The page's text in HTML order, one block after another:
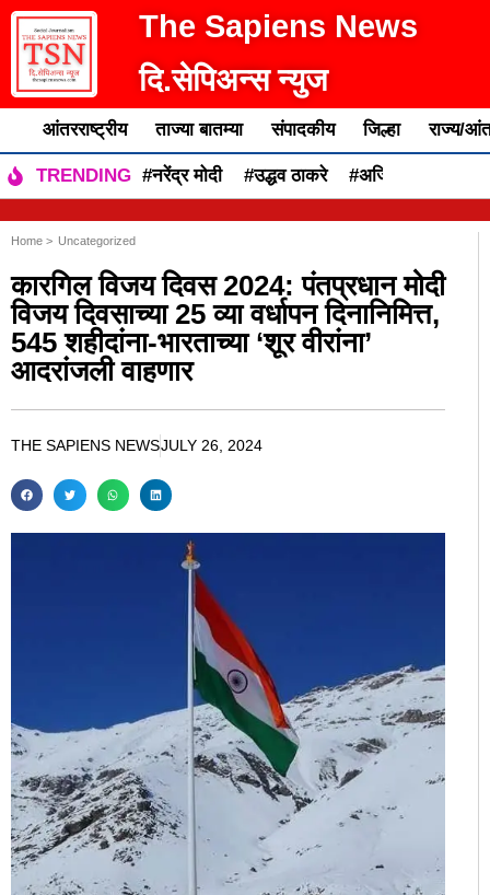
The Sapiens News
दि.सेपिअन्स न्युज
आंतरराष्ट्रीय ताज्या बातम्या संपादकीय जिल्हा राज्य/
TRENDING #नरेंद्र मोदी #उद्धव ठाकरे #अजित पवार
Home > Uncategorized
कारगिल विजय दिवस 2024: पंतप्रधान मोदी
विजय दिवसाच्या 25 व्या वर्धापन दिनानिमित्त,
545 शहीदांना-भारताच्या ‘शूर वीरांना’
आदरांजली वाहणार
THE SAPIENS NEWSJULY 26, 2024